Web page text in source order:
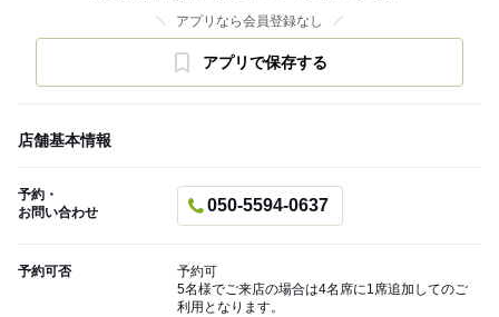
アプリなら会員登録なし
アプリで保存する
店舗基本情報
予約・
お問い合わせ
050-5594-0637
予約可否
予約可
5名様でご来店の場合は4名席に1席追加してのご
利用となります。